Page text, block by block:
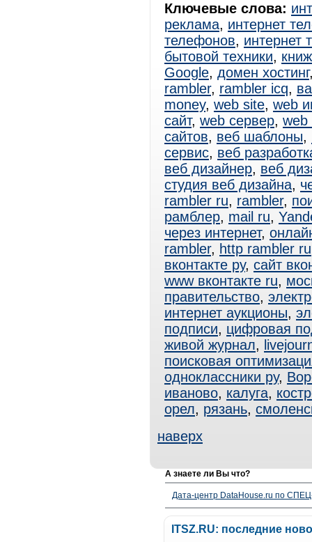
Ключевые слова:
реклама, интернет
телефонов, интернет
бытовой техники,
Google, домен хостинг
rambler, rambler icq,
money, web site, web
сайт, web сервер, web
сайтов, веб шаблоны,
сервис, веб
веб дизайнер, веб
студия веб дизайна,
rambler ru, rambler,
рамблер, mail ru,
через интернет,
rambler, http rambler ru
вконтакте ру, сайт
www вконтакте ru,
правительство,
интернет аукционы,
подписи, цифровая
живой журнал,
поисковая
одноклассники ру,
иваново, калуга,
орел, рязань,
наверх
А знаете ли Вы что?
Дата-центр DataHouse.ru по
ITSZ.RU: последние